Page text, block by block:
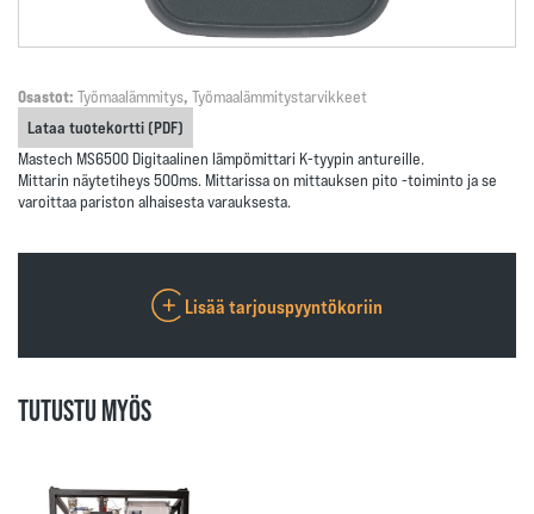
Mastech MS6500 Digitaalinen lämpömittari K-tyypin antureille.
Mittarin näytetiheys 500ms. Mittarissa on mittauksen pito -toiminto ja se
varoittaa pariston alhaisesta varauksesta.
Lisää tarjouspyyntökoriin
Osastot: Työmaalämmitys, Työmaalämmitystarvikkeet
Lataa tuotekortti (PDF)
TUTUSTU MYÖS